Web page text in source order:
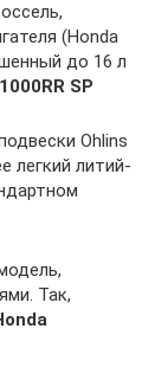
(Honda
до 16 л
SP
Ohlins
легкий литий-
Так,